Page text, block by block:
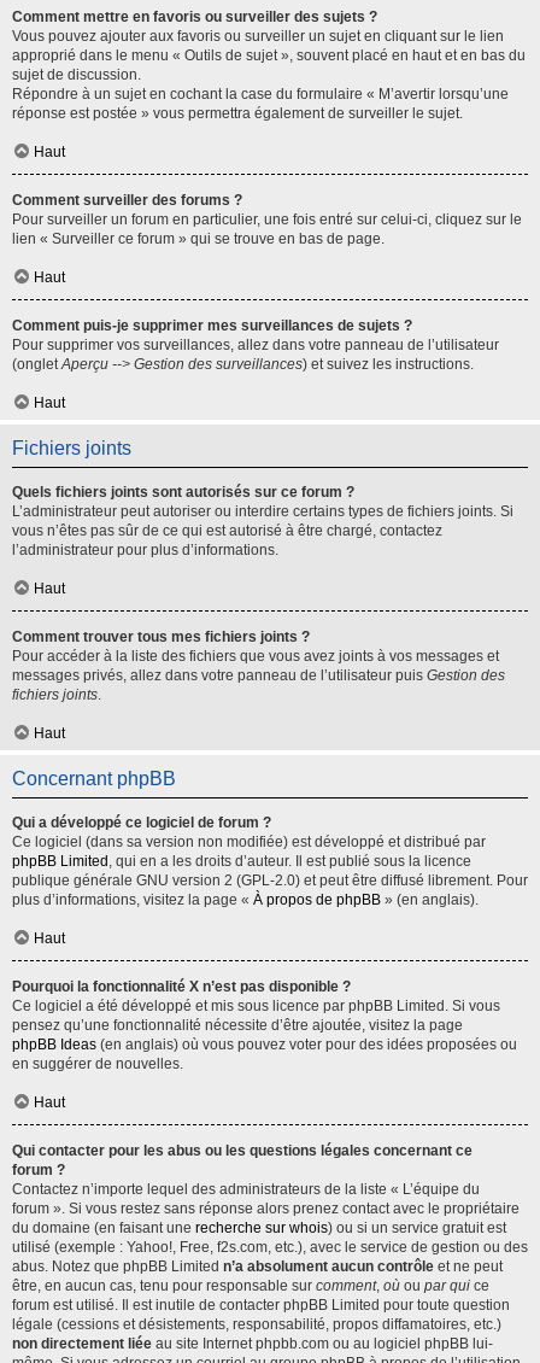
Comment mettre en favoris ou surveiller des sujets ?
Vous pouvez ajouter aux favoris ou surveiller un sujet en cliquant sur le lien
approprié dans le menu « Outils de sujet », souvent placé en haut et en bas du
sujet de discussion.
Répondre à un sujet en cochant la case du formulaire « M’avertir lorsqu’une
réponse est postée » vous permettra également de surveiller le sujet.
Haut
Comment surveiller des forums ?
Pour surveiller un forum en particulier, une fois entré sur celui-ci, cliquez sur le
lien « Surveiller ce forum » qui se trouve en bas de page.
Haut
Comment puis-je supprimer mes surveillances de sujets ?
Pour supprimer vos surveillances, allez dans votre panneau de l’utilisateur
(ongletAperçu --> Gestion des surveillances) et suivez les instructions.
Haut
Fichiers joints
Quels fichiers joints sont autorisés sur ce forum ?
L’administrateur peut autoriser ou interdire certains types de fichiers joints. Si
vous n’êtes pas sûr de ce qui est autorisé à être chargé, contactez
l’administrateur pour plus d’informations.
Haut
Comment trouver tous mes fichiers joints ?
Pour accéder à la liste des fichiers que vous avez joints à vos messages et
messages privés, allez dans votre panneau de l’utilisateur puis Gestion des
fichiers joints.
Haut
Concernant phpBB
Qui a développé ce logiciel de forum ?
Ce logiciel (dans sa version non modifiée) est développé et distribué par
phpBB Limited , qui en a les droits d’auteur. Il est publié sous la licence
publique générale GNU version 2 (GPL-2.0) et peut être diffusé librement. Pour
plus d’informations, visitez la page « À propos de phpBB » (en anglais).
Haut
Pourquoi la fonctionnalité X n’est pas disponible ?
Ce logiciel a été développé et mis sous licence par phpBB Limited. Si vous
pensez qu’une fonctionnalité nécessite d’être ajoutée, visitez la page
phpBB Ideas (en anglais) où vous pouvez voter pour des idées proposées ou
en suggérer de nouvelles.
Haut
Qui contacter pour les abus ou les questions légales concernant ce
forum ?
Contactez n’importe lequel des administrateurs de la liste « L’équipe du
forum ». Si vous restez sans réponse alors prenez contact avec le propriétaire
du domaine (en faisant une recherche sur whois) ou si un service gratuit est
utilisé (exemple : Yahoo!, Free, f2s.com, etc.), avec le service de gestion ou des
abus. Notez que phpBB Limited n’a absolument aucun contrôle et ne peut
être, en aucun cas, tenu pour responsable sur comment, où ou par qui ce
forum est utilisé. Il est inutile de contacter phpBB Limited pour toute question
légale (cessions et désistements, responsabilité, propos diffamatoires, etc.)
non directement liée au site Internet phpbb.com ou au logiciel phpBB lui-